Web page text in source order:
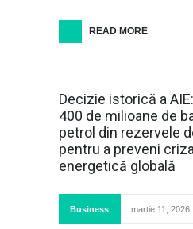
READ MORE
Decizie istorică a
400 de milioane de
petrol din rezervele
pentru a preveni criza
energetică globală
Business martie 11, 2026